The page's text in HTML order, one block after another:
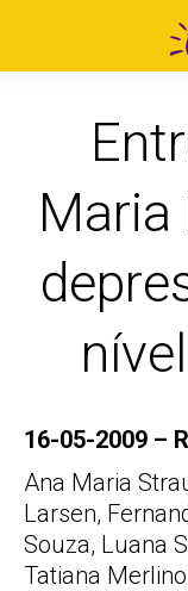
Maria
16-05-2009 –
Ana Maria
Larsen,
Souza, Luana
Tatiana